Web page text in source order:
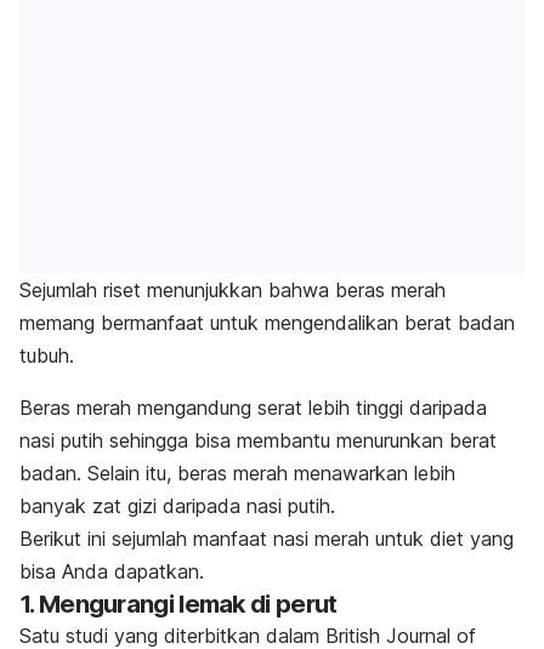
Sejumlah riset menunjukkan bahwa beras merah
memang bermanfaat untuk mengendalikan berat badan
tubuh.
Beras merah mengandung serat lebih tinggi daripada
nasi putih sehingga bisa membantu menurunkan berat
badan. Selain itu, beras merah menawarkan lebih
banyak zat gizi daripada nasi putih.
Berikut ini sejumlah manfaat nasi merah untuk diet yang
bisa Anda dapatkan.
1. Mengurangi lemak di perut
Satu studi yang diterbitkan dalam British Journal of